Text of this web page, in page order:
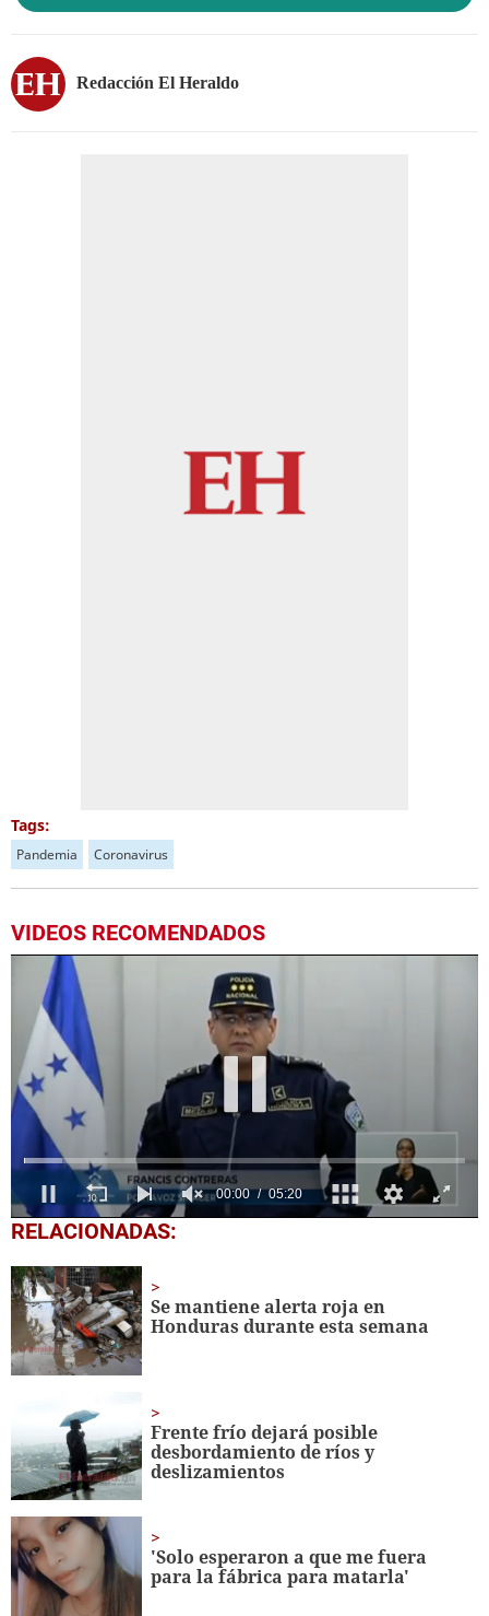
Redacción El Heraldo
Tags:
Pandemia Coronavirus
VIDEOS RECOMENDADOS
0
seconds
5
minutes,
20
seconds
RELACIONADAS:
Se mantiene alerta roja en
Honduras durante esta semana
Frente frío dejará posible
desbordamiento de ríos y
deslizamientos
'Solo esperaron a que me fuera
para la fábrica para matarla'